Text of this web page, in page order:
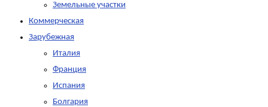
Земельные участки
Коммерческая
Зарубежная
Италия
Франция
Испания
Болгария